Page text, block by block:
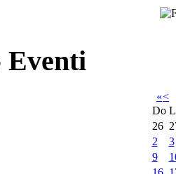
Eventi
«<
Do
26
2
3
9